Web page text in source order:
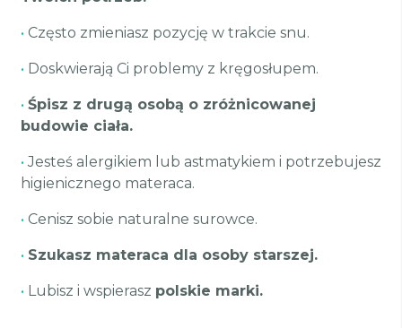
• Często zmieniasz pozycję w trakcie snu.
• Doskwierają Ci problemy z kręgosłupem.
• Śpisz z drugą osobą o zróżnicowanej
budowie ciała.
•Jesteś alergikiem lub astmatykiem i potrzebujesz
higienicznego materaca.
• Cenisz sobie naturalne surowce.
• Szukasz materaca dla osoby starszej.
• Lubisz i wspierasz polskie marki.